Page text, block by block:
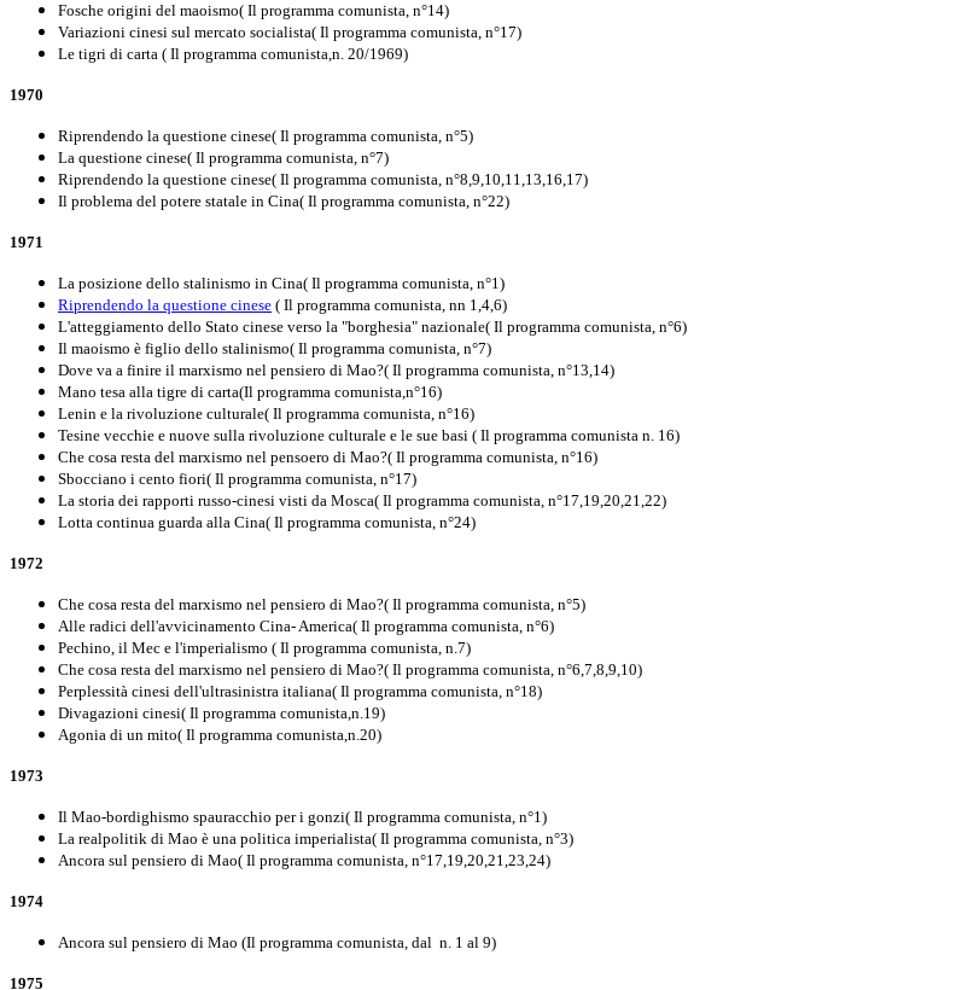
Fosche origini del maoismo( Il programma comunista, n°14)
Variazioni cinesi sul mercato socialista( Il programma comunista, n°17)
Le tigri di carta ( Il programma comunista,n. 20/1969)
1970
Riprendendo la questione cinese( Il programma comunista, n°5)
La questione cinese( Il programma comunista, n°7)
Riprendendo la questione cinese( Il programma comunista, n°8,9,10,11,13,16,17)
Il problema del potere statale in Cina( Il programma comunista, n°22)
1971
La posizione dello stalinismo in Cina( Il programma comunista, n°1)
Riprendendo la questione cinese ( Il programma comunista, nn 1,4,6)
L'atteggiamento dello Stato cinese verso la "borghesia" nazionale( Il programma comunista, n°6)
Il maoismo è figlio dello stalinismo( Il programma comunista, n°7)
Dove va a finire il marxismo nel pensiero di Mao?( Il programma comunista, n°13,14)
Mano tesa alla tigre di carta(Il programma comunista,n°16)
Lenin e la rivoluzione culturale( Il programma comunista, n°16)
Tesine vecchie e nuove sulla rivoluzione culturale e le sue basi ( Il programma comunista n. 16)
Che cosa resta del marxismo nel pensoero di Mao?( Il programma comunista, n°16)
Sbocciano i cento fiori( Il programma comunista, n°17)
La storia dei rapporti russo-cinesi visti da Mosca( Il programma comunista, n°17,19,20,21,22)
Lotta continua guarda alla Cina( Il programma comunista, n°24)
1972
Che cosa resta del marxismo nel pensiero di Mao?( Il programma comunista, n°5)
Alle radici dell'avvicinamento Cina- America( Il programma comunista, n°6)
Pechino, il Mec e l'imperialismo ( Il programma comunista, n.7)
Che cosa resta del marxismo nel pensiero di Mao?( Il programma comunista, n°6,7,8,9,10)
Perplessità cinesi dell'ultrasinistra italiana( Il programma comunista, n°18)
Divagazioni cinesi( Il programma comunista,n.19)
Agonia di un mito( Il programma comunista,n.20)
1973
Il Mao-bordighismo spauracchio per i gonzi( Il programma comunista, n°1)
La realpolitik di Mao è una politica imperialista( Il programma comunista, n°3)
Ancora sul pensiero di Mao( Il programma comunista, n°17,19,20,21,23,24)
1974
Ancora sul pensiero di Mao (Il programma comunista, dal n. 1 al 9)
1975